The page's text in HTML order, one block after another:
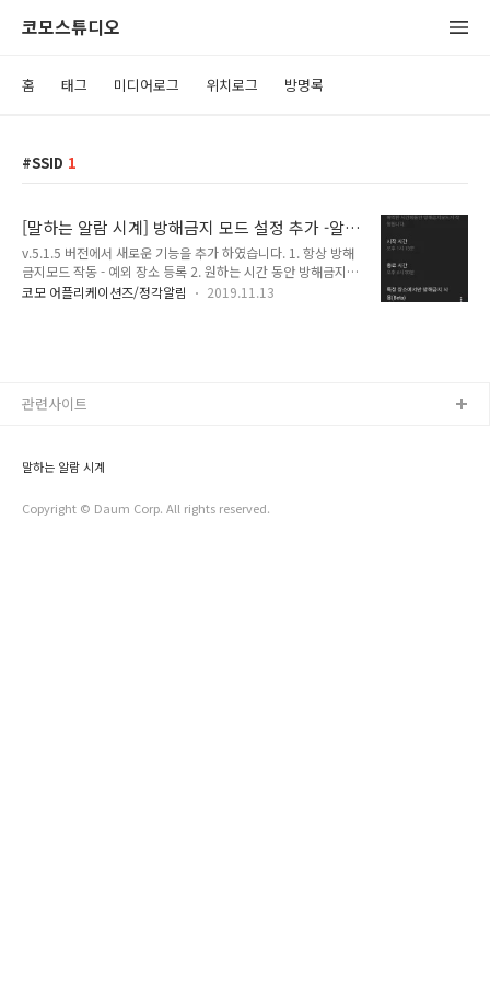
코모스튜디오
홈 태그 미디어로그 위치로그 방명록
SSID 1
[말하는 알람 시계] 방해금지 모드 설정 추가 -알
람, 정각알림, 미리(반복)알림
v.5.1.5 버전에서 새로운 기능을 추가 하였습니다. 1. 항상 방해
금지모드 작동 - 예외 장소 등록 2. 원하는 시간 동안 방해금지
모드 작동 - 시작시간 / 종료 시간 - 원하는 시간 동안 방해금지
해당 장소에서만 방해금지가 해제되어 각각 설정된 시간동안 울
코모 어플리케이션즈/정각알림 2019.11.13
말하는 알람 시계
Copyright © Daum Corp. All rights reserved.
관련사이트